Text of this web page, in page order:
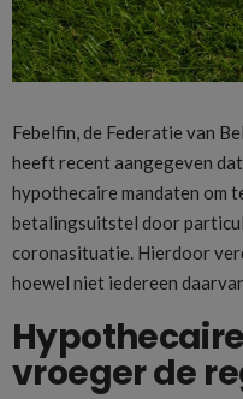
Febelfin, de Federatie van
heeft recent aangegeven
hypothecaire mandaten om
betalingsuitstel door
coronasituatie. Hierdoor
hoewel niet iedereen
vroeger de